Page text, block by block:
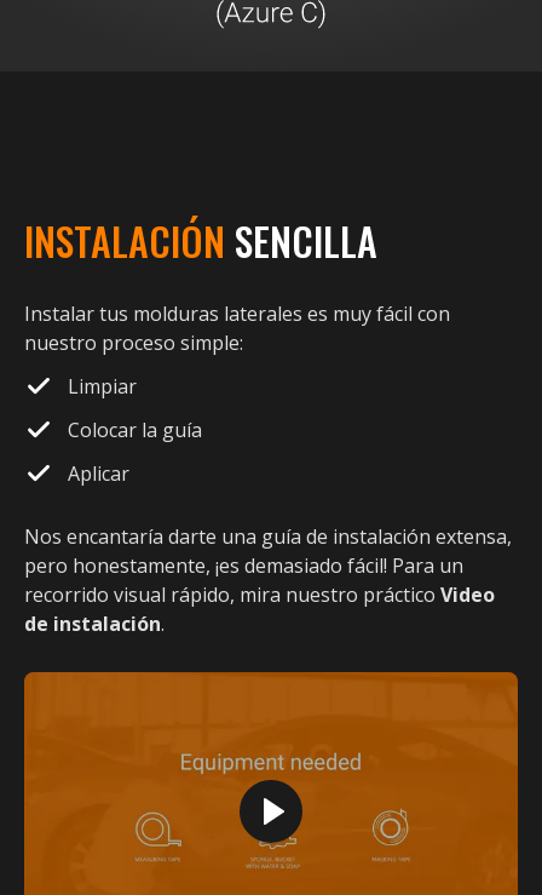
INSTALACIÓN SENCILLA
Instalar tus molduras laterales es muy fácil con
nuestro proceso simple:
Limpiar
Colocar la guía
Aplicar
Nos encantaría darte una guía de instalación extensa,
pero honestamente, ¡es demasiado fácil! Para un
recorrido visual rápido, mira nuestro práctico Video
de instalación.